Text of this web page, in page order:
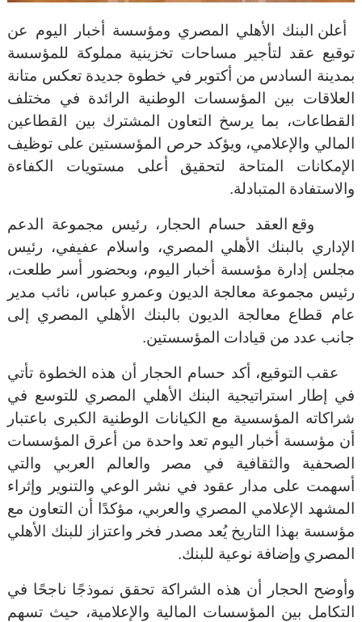
أعلن البنك الأهلي المصري ومؤسسة أخبار اليوم عن
توقيع عقد لتأجير مساحات تخزينية مملوكة للمؤسسة
بمدينة السادس من أكتوبر في خطوة جديدة تعكس متانة
العلاقات بين المؤسسات الوطنية الرائدة في مختلف
القطاعات، بما يرسخ التعاون المشترك بين القطاعين
المالي والإعلامي، ويؤكد حرص المؤسستين على توظيف
الإمكانات المتاحة لتحقيق أعلى مستويات الكفاءة
والاستفادة المتبادلة.
وقع العقد حسام الحجار، رئيس مجموعة الدعم
الإداري بالبنك الأهلي المصري، واسلام عفيفي، رئيس
مجلس إدارة مؤسسة أخبار اليوم، وبحضور أسر طلعت،
رئيس مجموعة معالجة الديون وعمرو عباس، نائب مدير
عام قطاع معالجة الديون بالبنك الأهلي المصري
إلى
جانب عدد من قيادات المؤسستين.
عقب التوقيع، أكد حسام الحجار أن هذه الخطوة تأتي
في إطار استراتيجية البنك الأهلي المصري للتوسع في
شراكاته المؤسسية مع الكيانات الوطنية الكبرى باعتبار
أن مؤسسة أخبار اليوم تعد واحدة من أعرق المؤسسات
الصحفية والثقافية في مصر والعالم العربي والتي
أسهمت على مدار عقود في نشر الوعي والتنوير وإثراء
المشهد الإعلامي المصري والعربي، مؤكدًا أن التعاون مع
مؤسسة بهذا التاريخ يُعد مصدر فخر واعتزاز للبنك الأهلي
المصر ي وإضافة نوعية للبنك.
وأوضح الحجار أن هذه الشراكة تحقق نموذجًا ناجحًا في
التكامل بين المؤسسات المالية والإعلامية، حيث تسهم